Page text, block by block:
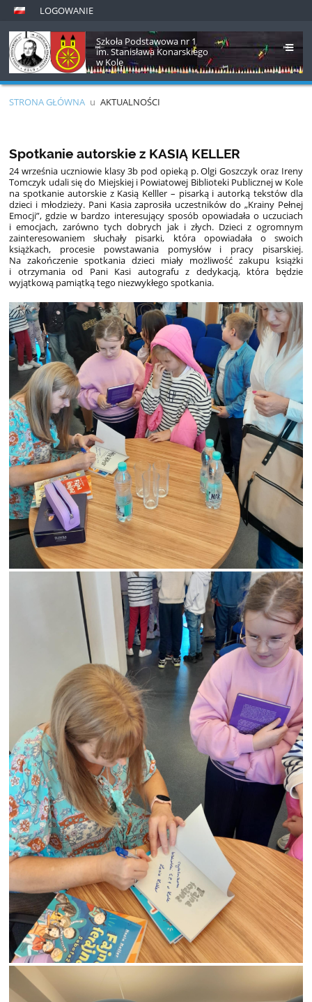
LOGOWANIE
Szkoła Podstawowa nr 1
im. Stanisława Konarskiego
w Kole
STRONA GŁÓWNA u AKTUALNOŚCI
Spotkanie autorskie z KASIĄ KELLER
24 września uczniowie klasy 3b pod opieką p. Olgi Goszczyk oraz Ireny
Tomczyk udali się do Miejskiej i Powiatowej Biblioteki Publicznej w Kole
na spotkanie autorskie z Kasią Kelller – pisarką i autorką tekstów dla
dzieci i młodzieży. Pani Kasia zaprosiła uczestników do „Krainy Pełnej
Emocji”, gdzie w bardzo interesujący sposób opowiadała o uczuciach
i emocjach, zarówno tych dobrych jak i złych. Dzieci z ogromnym
zainteresowaniem słuchały pisarki, która opowiadała o swoich
książkach, procesie powstawania pomysłów i pracy pisarskiej.
Na zakończenie spotkania dzieci miały możliwość zakupu książki
i otrzymania od Pani Kasi autografu z dedykacją, która będzie
wyjątkową pamiątką tego niezwykłego spotkania.